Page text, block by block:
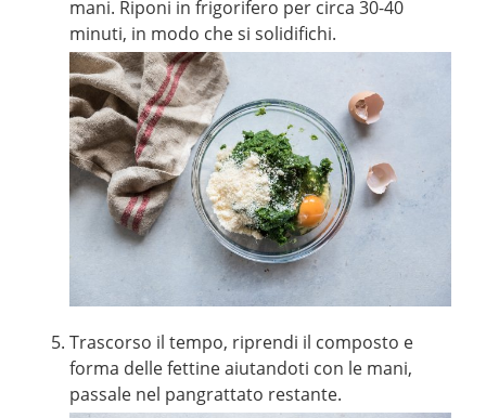
mani. Riponi in frigorifero per circa 30-40
minuti, in modo che si solidifichi.
Trascorso il tempo, riprendi il composto e
forma delle fettine aiutandoti con le mani,
passale nel pangrattato restante.